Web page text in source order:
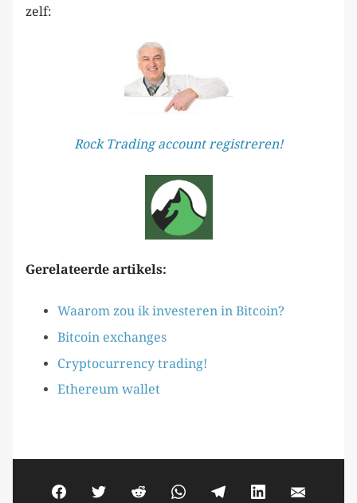
zelf:
Rock Trading account registreren!
Gerelateerde artikels:
Waarom zou ik investeren in Bitcoin?
Bitcoin exchanges
Cryptocurrency trading!
Ethereum wallet